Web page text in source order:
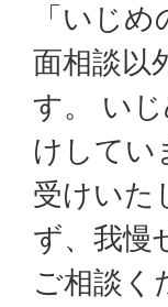
「いじ
面相談以
す。 い
けしてい
受けいた
ず、我慢
ご相談く